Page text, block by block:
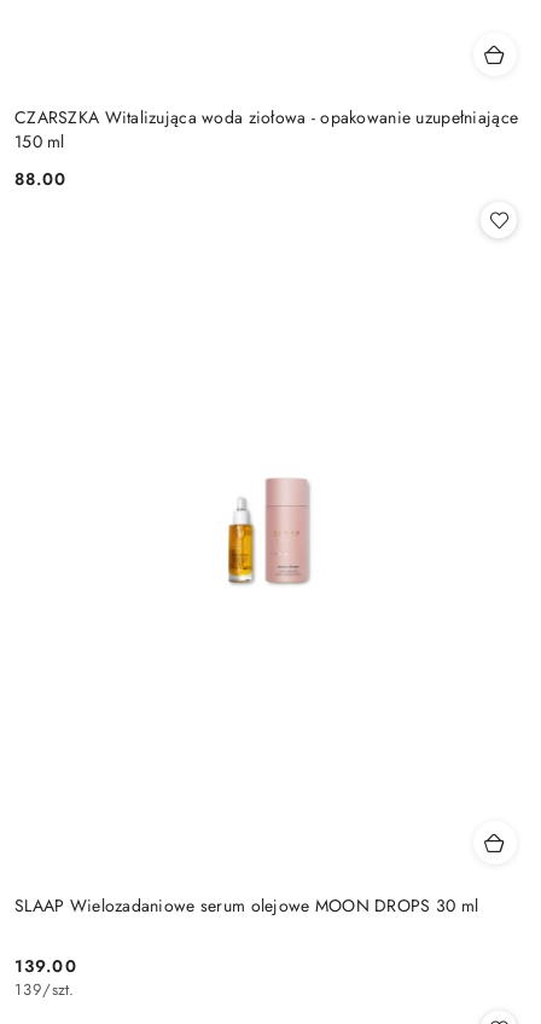
CZARSZKA Witalizująca woda ziołowa - opakowanie uzupełniające
150 ml
Cena:
88.00
SLAAP Wielozadaniowe serum olejowe MOON DROPS 30 ml
Cena:
139.00
139/szt.